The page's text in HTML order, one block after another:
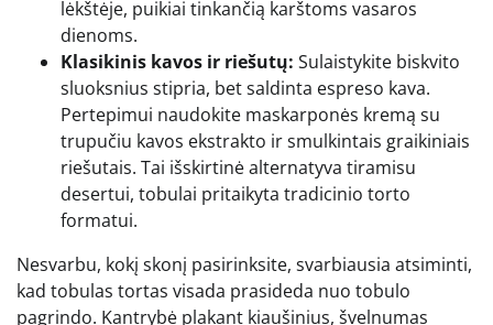
lėkštėje, puikiai tinkančią karštoms vasaros
dienoms.
Klasikinis kavos ir riešutų: Sulaistykite biskvito
sluoksnius stipria, bet saldinta espreso kava.
Pertepimui naudokite maskarponės kremą su
trupučiu kavos ekstrakto ir smulkintais graikiniais
riešutais. Tai išskirtinė alternatyva tiramisu
desertui, tobulai pritaikyta tradicinio torto
formatui.
Nesvarbu, kokį skonį pasirinksite, svarbiausia atsiminti,
kad tobulas tortas visada prasideda nuo tobulo
pagrindo. Kantrybė plakant kiaušinius, švelnumas